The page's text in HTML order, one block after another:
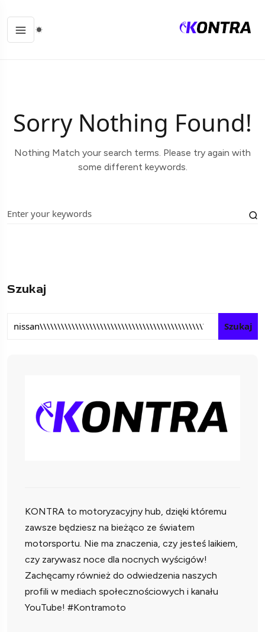
Sorry Nothing Found!
Nothing Match your search terms. Please try again with
some different keywords.
Szukaj
Szukaj
KONTRA to motoryzacyjny hub, dzięki któremu
zawsze będziesz na bieżąco ze światem
motorsportu. Nie ma znaczenia, czy jesteś laikiem,
czy zarywasz noce dla nocnych wyścigów!
Zachęcamy również do odwiedzenia naszych
profili w mediach społecznościowych i kanału
YouTube! #Kontramoto